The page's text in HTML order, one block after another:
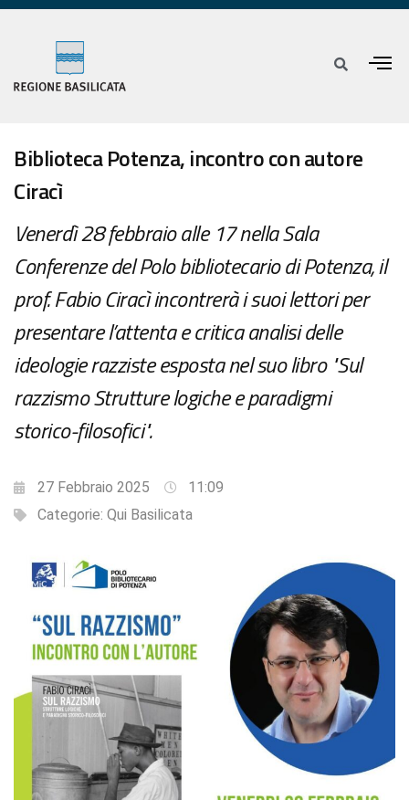
Biblioteca Potenza, incontro con autore
Ciracì
Venerdì 28 febbraio alle 17 nella Sala
Conferenze del Polo bibliotecario di Potenza, il
prof. Fabio Ciracì incontrerà i suoi lettori per
presentare l’attenta e critica analisi delle
ideologie razziste esposta nel suo libro "Sul
razzismo Strutture logiche e paradigmi
storico-filosofici".
27 Febbraio 2025
11:09
Categorie: Qui Basilicata